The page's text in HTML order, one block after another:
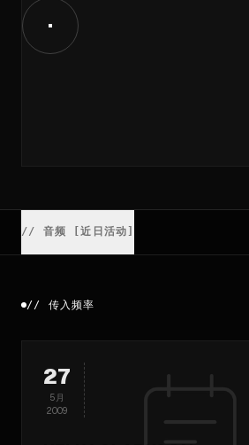
// 音频 [近日活动]
// 传入频率
27
5月
2009